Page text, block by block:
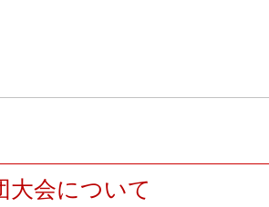
大会について